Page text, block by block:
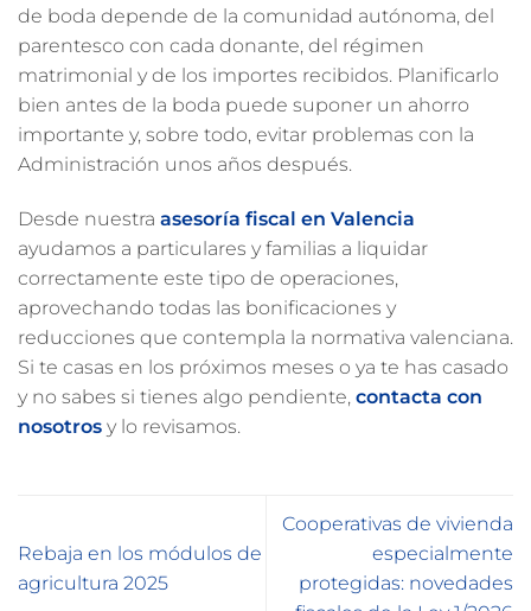
de boda depende de la comunidad autónoma, del
parentesco con cada donante, del régimen
matrimonial y de los importes recibidos. Planificarlo
bien antes de la boda puede suponer un ahorro
importante y, sobre todo, evitar problemas con la
Administración unos años después.
Desde nuestra asesoría fiscal en Valencia
ayudamos a particulares y familias a liquidar
correctamente este tipo de operaciones,
aprovechando todas las bonificaciones y
reducciones que contempla la normativa valenciana.
Si te casas en los próximos meses o ya te has casado
y no sabes si tienes algo pendiente, contacta con
nosotros y lo revisamos.
Rebaja en los módulos de
agricultura 2025
Cooperativas de vivienda
especialmente
protegidas: novedades